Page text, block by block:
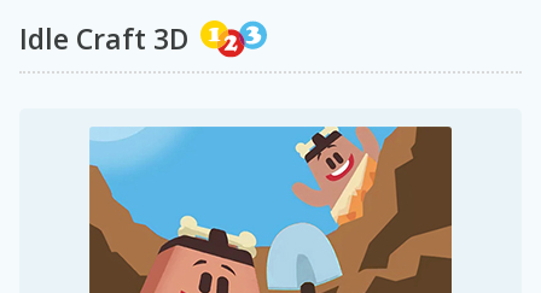
Idle Craft 3D